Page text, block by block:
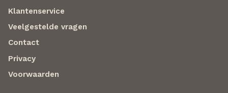
Klantenservice
Veelgestelde vragen
Contact
Privacy
Voorwaarden